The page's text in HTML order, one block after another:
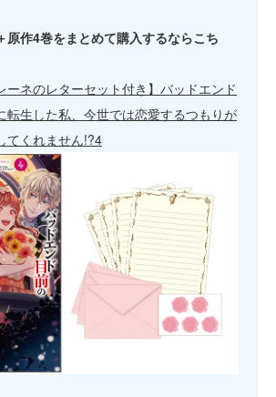
作4巻をまとめて購入するならこち
ーネのレターセット付き】バッドエンド
転生した私、今世では恋愛するつもりが
てくれません!?4